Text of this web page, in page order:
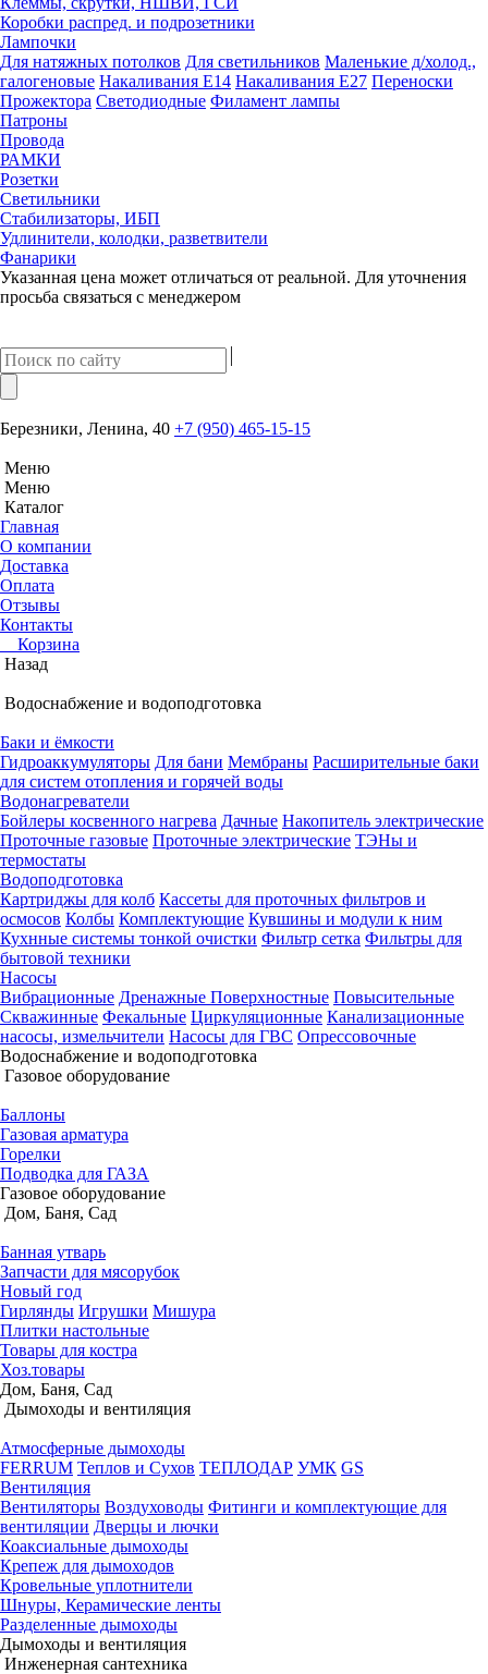
Коробки распред. и подрозетники
Лампочки
Для натяжных потолков Для светильников Маленькие д/холод.,
галогеновые Накаливания Е14 Накаливания Е27 Переноски
Прожектора Светодиодные Филамент лампы
Патроны
Провода
РАМКИ
Розетки
Светильники
Стабилизаторы, ИБП
Удлинители, колодки, разветвители
Фанарики
Указанная цена может отличаться от реальной. Для уточнения
просьба связаться с менеджером
Березники, Ленина, 40 +7 (950) 465-15-15
Меню
Меню
Каталог
Главная
О компании
Доставка
Оплата
Отзывы
Контакты
Корзина
Назад
Водоснабжение и водоподготовка
Баки и ёмкости
Гидроаккумуляторы Для бани Мембраны Расширительные баки
для систем отопления и горячей воды
Водонагреватели
Бойлеры косвенного нагрева Дачные Накопитель электрические
Проточные газовые Проточные электрические ТЭНы и
термостаты
Водоподготовка
Картриджы для колб Кассеты для проточных фильтров и
осмосов Колбы Комплектующие Кувшины и модули к ним
Кухнные системы тонкой очистки Фильтр сетка Фильтры для
бытовой техники
Насосы
Вибрационные Дренажные Поверхностные Повысительные
Скважинные Фекальные Циркуляционные Канализационные
насосы, измельчители Насосы для ГВС Опрессовочные
Водоснабжение и водоподготовка
Газовое оборудование
Баллоны
Газовая арматура
Горелки
Подводка для ГАЗА
Газовое оборудование
Дом, Баня, Сад
Банная утварь
Запчасти для мясорубок
Новый год
Гирлянды Игрушки Мишура
Плитки настольные
Товары для костра
Хоз.товары
Дом, Баня, Сад
Дымоходы и вентиляция
Атмосферные дымоходы
FERRUM Теплов и Сухов ТЕПЛОДАР УМК GS
Вентиляция
Вентиляторы Воздуховоды Фитинги и комплектующие для
вентиляции Дверцы и лючки
Коаксиальные дымоходы
Крепеж для дымоходов
Кровельные уплотнители
Шнуры, Керамические ленты
Разделенные дымоходы
Дымоходы и вентиляция
Инженерная сантехника